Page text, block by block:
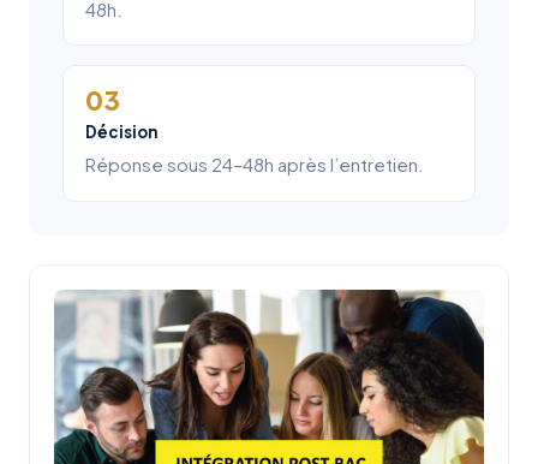
48h.
03
Décision
Réponse sous 24–48h après l’entretien.